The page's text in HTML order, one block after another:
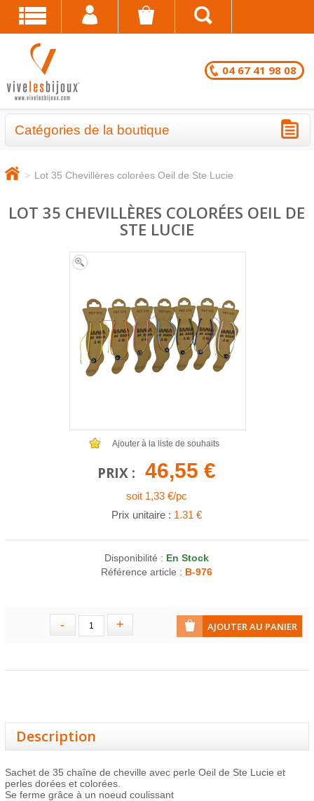
04 67 41 98 08
Catégories de la boutique
DESTOCKAGE
COLLIERS - LOTS EN DESTOCKAGE
BRACELETS FANTAISIE EN LOT
CHAÎNES DE CHEVILLE
COLLIERS EN LOT
AFFICHES MÉTAL 20 X 30CM
> Lot 35 Chevillères colorées Oeil de Ste Lucie
LOT 35 CHEVILLÈRES COLORÉES OEIL DE
STE LUCIE
Ajouter à la liste de souhaits
PRIX : 46,55 €
soit 1,33 €/pc
Prix unitaire : 1.31 €
Disponibilité : En Stock
Référence article : B-976
Description
Sachet de 35 chaîne de cheville avec perle Oeil de Ste Lucie et
perles dorées et colorées.
Se ferme grâce à un noeud coulissant